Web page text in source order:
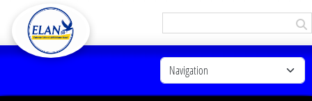
Panneau de gestion des cookies